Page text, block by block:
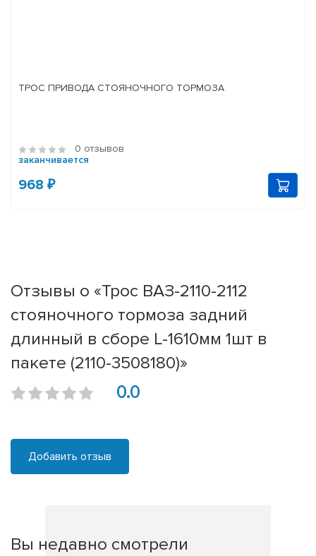
ТРОС ПРИВОДА СТОЯНОЧНОГО ТОРМОЗА
0 отзывов
заканчивается
968 ₽
Отзывы о «Трос ВАЗ-2110-2112
стояночного тормоза задний
длинный в сборе L-1610мм 1шт в
пакете (2110-3508180)»
0.0
Добавить отзыв
Вы недавно смотрели